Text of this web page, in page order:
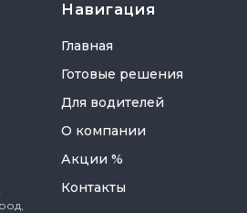
Навигация
Главная
Готовые решения
Для водителей
О компании
Акции %
Контакты